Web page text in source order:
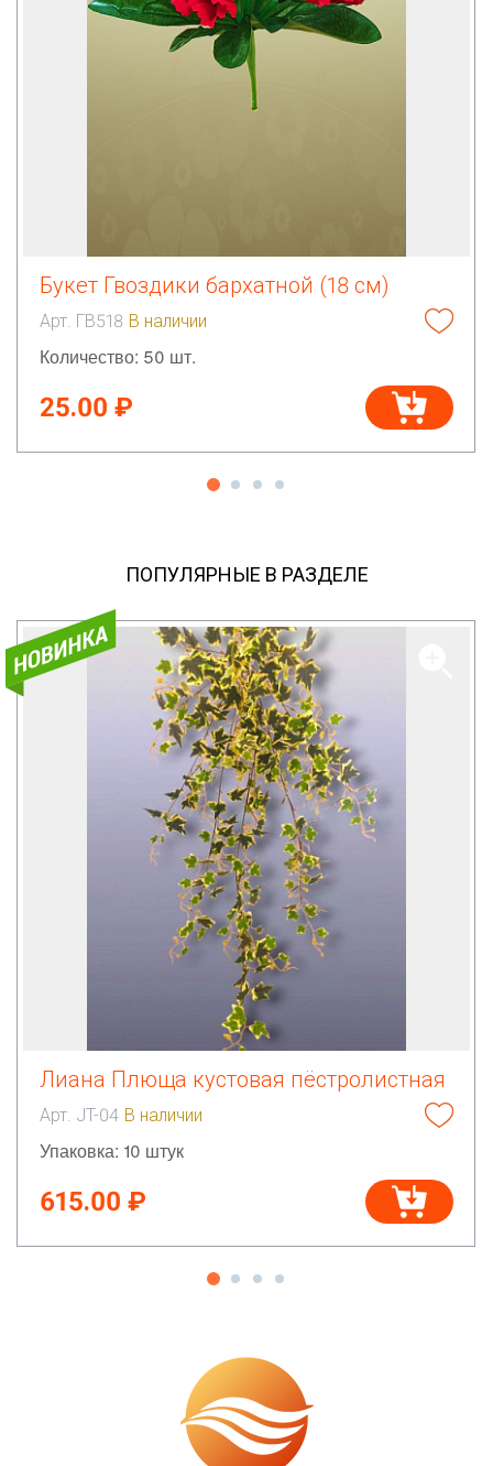
Букет Гвоздики бархатной (18 см)
Арт. ГВ518 В наличии
Количество: 50 шт.
25.00 ₽
ПОПУЛЯРНЫЕ В РАЗДЕЛЕ
Лиана Плюща кустовая пёстролистная
Арт. JT-04 В наличии
Упаковка: 10 штук
615.00 ₽